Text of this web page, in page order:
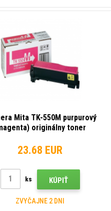
Mita TK-550M purpurový
originálny toner
23.68 EUR
ks KÚPIŤ
ZVYČAJNE 2 DNI